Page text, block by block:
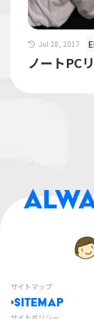
Jul 28, 2017
ノートPC
サイトマップ
SITEMAP